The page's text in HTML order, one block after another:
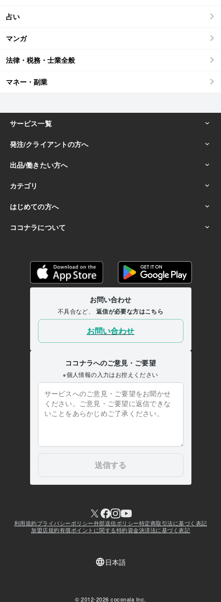
占い
マンガ
法律・税務・士業全般
マネー・副業